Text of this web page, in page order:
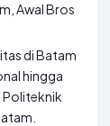
Awal Bros
di Batam
hingga
Politeknik